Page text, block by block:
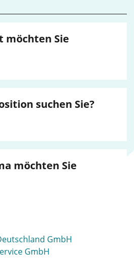
möchten Sie
suchen Sie?
möchten Sie
GmbH
GmbH